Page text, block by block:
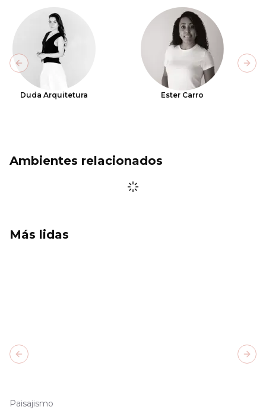
Duda Arquitetura Ester Carro
Previous slide
Ambientes relacionados
Más lidas
Paisajismo
Previous slide